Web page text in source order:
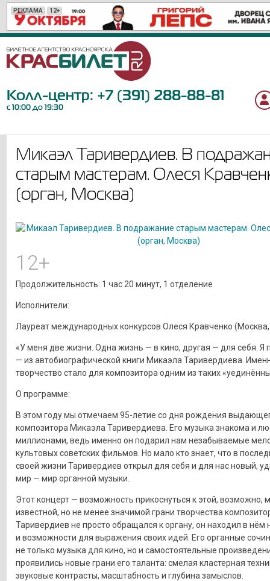
РЕКЛАМА 12+
РЕКЛАМА 12+
РЕКЛАМА 6+
РЕКЛАМА 18+
РЕКЛАМА 12+
РЕКЛАМА 6+
РЕКЛАМА 6+
РЕКЛАМА 6+
РЕКЛАМА 16+
РЕКЛАМА 0+
РЕКЛАМА 12+
РЕКЛАМА 6+
РЕКЛАМА 16+
РЕКЛАМА 18+
РЕКЛАМА 6+
РЕКЛАМА 12+
РЕКЛАМА 12+
РЕКЛАМА 12+
РЕКЛАМА 12+
РЕКЛАМА 12+
Колл-центр: +7 (391) 288-88-81
с 10:00 до 19:30
Микаэл Таривердиев. В
старым мастерам. Олеся
(орган, Москва)
12+
Продолжительность: 1 час 20 минут, 1 отделение
Исполнители:
Лауреат международных конкурсов Олеся Кравченко (Москва,
«У меня две жизни. Одна жизнь — в кино, другая — для себя. Я
— из автобиографической книги Микаэла Таривердиева.
творчество стало для композитора одним из таких
О программе:
В этом году мы отмечаем 95-летие со дня рождения
композитора Микаэла Таривердиева. Его музыка знакома и
миллионами, ведь именно он подарил нам незабываемые
культовых советских фильмов. Но мало кто знает, что в
своей жизни Таривердиев открыл для себя и для нас новый,
мир — мир органной музыки.
Этот концерт — возможность прикоснуться к этой, возможно,
известной, но не менее значимой грани творчества
Таривердиев не просто обращался к органу, он находил в нём
и возможности для выражения своих идей. Его органные
не только музыка для кино, но и самостоятельные
проявились новые грани его таланта: смелая кластерная
звуковые контрасты, масштабность и глубина замыслов.